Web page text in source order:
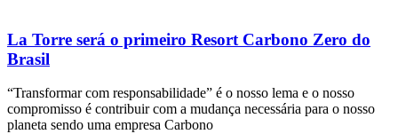
La Torre será o primeiro Resort Carbono Zero do
Brasil
“Transformar com responsabilidade” é o nosso lema e o nosso
compromisso é contribuir com a mudança necessária para o nosso
planeta sendo uma empresa Carbono